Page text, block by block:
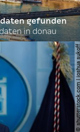
gefunden
in donau
©